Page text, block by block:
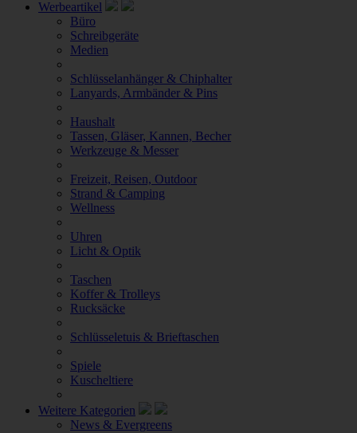
Werbeartikel
Büro
Schreibgeräte
Medien
Schlüsselanhänger & Chiphalter
Lanyards, Armbänder & Pins
Haushalt
Tassen, Gläser, Kannen, Becher
Werkzeuge & Messer
Freizeit, Reisen, Outdoor
Strand & Camping
Wellness
Uhren
Licht & Optik
Taschen
Koffer & Trolleys
Rucksäcke
Schlüsseletuis & Brieftaschen
Spiele
Kuscheltiere
Weitere Kategorien
News & Evergreens